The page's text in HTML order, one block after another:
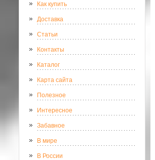
Как купить
Доставка
Статьи
Контакты
Каталог
Карта сайта
Полезное
Интересное
Забавное
В мире
В России